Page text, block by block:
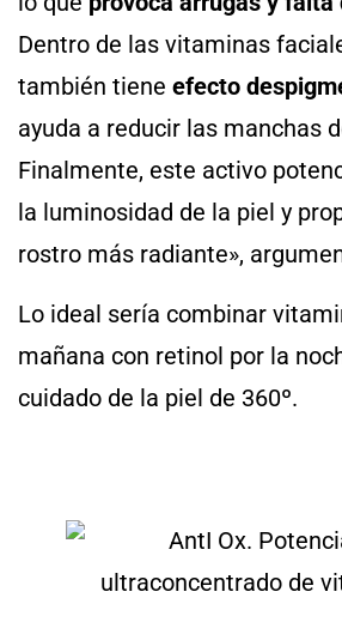
Dentro de las vitaminas
también tiene efecto
ayuda a reducir las manchas
Finalmente, este activo
la luminosidad de la piel y
rostro más radiante»,
Lo ideal sería combinar
mañana con retinol por la
cuidado de la piel de 360º.